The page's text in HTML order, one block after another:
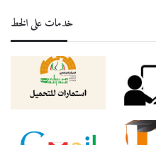
خدمات على الخط